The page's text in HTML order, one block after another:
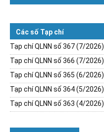
Các số Tạp chí
Tạp chí QLNN số 367 (7/2026)
Tạp chí QLNN số 366 (7/2026)
Tạp chí QLNN số 365 (6/2026)
Tạp chí QLNN số 364 (5/2026)
Tạp chí QLNN số 363 (4/2026)